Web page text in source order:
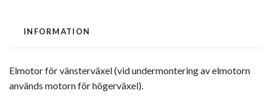
INFORMATION
Elmotor för vänsterväxel (vid undermontering av elmotorn
används motorn för högerväxel).